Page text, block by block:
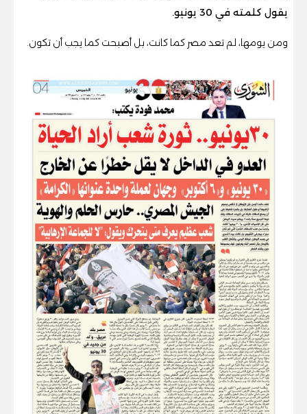
يقول كلمته في 30 يونيو.
ومن يومها، لم تعد مصر كما كانت، بل أصبحت كما يجب أن تكون.